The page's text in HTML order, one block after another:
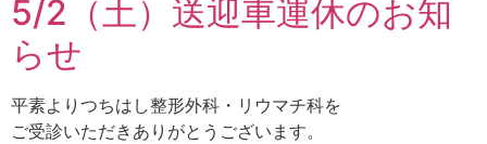
5/2（土）送迎車運休のお知
らせ
平素よりつちはし整形外科・リウマチ科を
ご受診いただきありがとうございます。